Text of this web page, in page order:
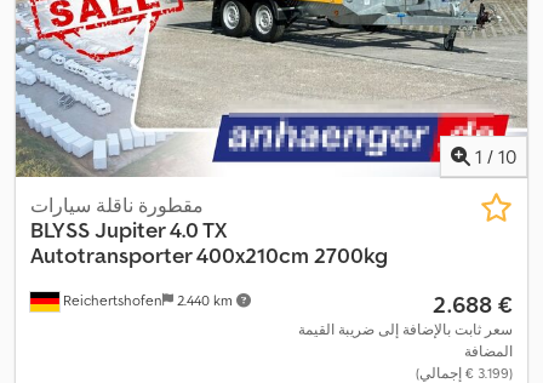
1 / 10
Reichertshofen 2.440 km
مقطورة ناقلة سيارات
BLYSSJupiter 4.0 TX
Autotransporter 400x210cm 2700kg
‏2.688 €
سعر ثابت بالإضافة إلى ضريبة القيمة
المضافة
(‏3.199 € إجمالي)